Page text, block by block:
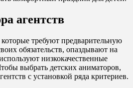
агентств
требуют предварительную
обязательств, опаздывают на
низкокачественные
выбрать детских аниматоров,
с установкой ряда критериев.